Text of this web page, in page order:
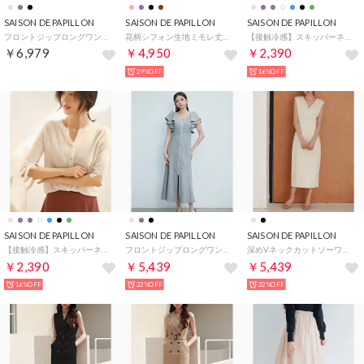
SAISON DE PAPILLON
￥6,979
SAISON DE PAPILLON
￥4,950
29%OFF
SAISON DE PAPILLON
￥2,390
16%OFF
SAISON DE PAPILLON
￥2,390
16%OFF
SAISON DE PAPILLON
￥5,439
22%OFF
SAISON DE PAPILLON
￥5,439
22%OFF